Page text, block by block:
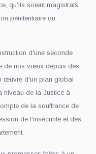
qu'ils soient magistrats,
pénitentiaire ou
d'une seconde
de nos vœux depuis des
œuvre d'un plan global
niveau de la Justice à
de la souffrance de
de l'insécurité et des